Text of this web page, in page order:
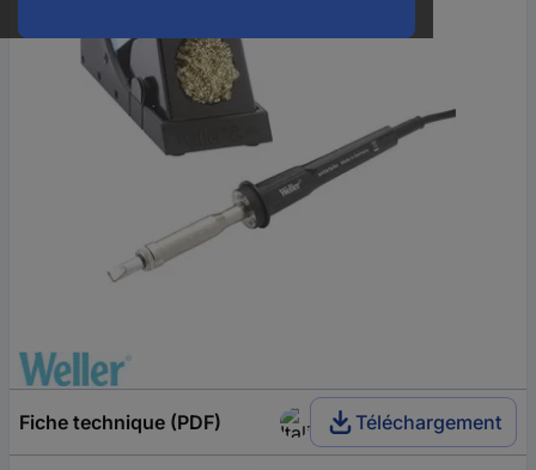
Fiche technique (PDF) Téléchargement